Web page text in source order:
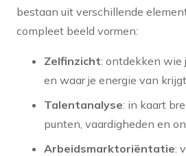
bestaan uit verschillende
compleet beeld vormen:
Zelfinzicht: ontdekken wie
en waar je energie van krijgt
Talentanalyse: in kaart
punten, vaardigheden en
Arbeidsmarktoriëntatie: